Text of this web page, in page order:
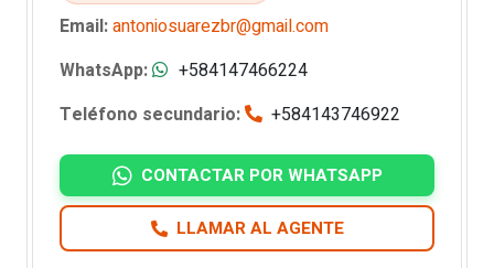
Email:antoniosuarezbr@gmail.com
WhatsApp:
+584147466224
Teléfono secundario:
+584143746922
CONTACTAR POR WHATSAPP
LLAMAR AL AGENTE